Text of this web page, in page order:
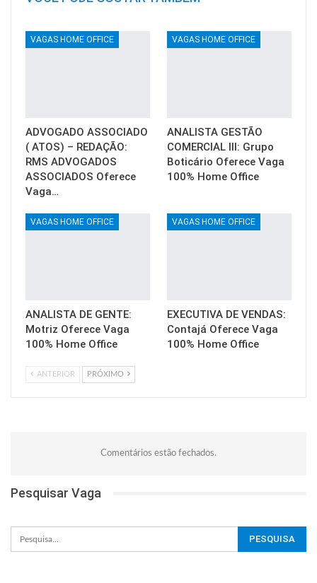
VAGAS HOME OFFICE
ADVOGADO ASSOCIADO
( ATOS) – REDAÇÃO:
RMS ADVOGADOS
ASSOCIADOS Oferece
Vaga…
VAGAS HOME OFFICE
ANALISTA GESTÃO
COMERCIAL III: Grupo
Boticário Oferece Vaga
100% Home Office
VAGAS HOME OFFICE
ANALISTA DE GENTE:
Motriz Oferece Vaga
100% Home Office
VAGAS HOME OFFICE
EXECUTIVA DE VENDAS:
Contajá Oferece Vaga
100% Home Office
ANTERIOR PRÓXIMO
Comentários estão fechados.
Pesquisar Vaga